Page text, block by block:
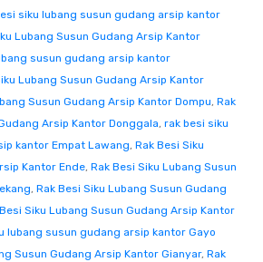
siku lubang susun gudang arsip kantor
Lubang Susun Gudang Arsip Kantor
susun gudang arsip kantor
Lubang Susun Gudang Arsip Kantor
Susun Gudang Arsip Kantor Dompu, Rak
Arsip Kantor Donggala, rak besi siku
kantor Empat Lawang, Rak Besi Siku
Kantor Ende, Rak Besi Siku Lubang Susun
, Rak Besi Siku Lubang Susun Gudang
Siku Lubang Susun Gudang Arsip Kantor
lubang susun gudang arsip kantor Gayo
Susun Gudang Arsip Kantor Gianyar, Rak